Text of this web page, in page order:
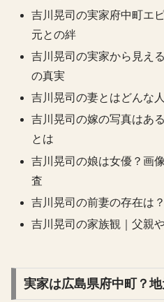
吉川晃司の実家府中町エ
元との絆
吉川晃司の実家から見え
の真実
吉川晃司の妻とはどんな
吉川晃司の嫁の写真はあ
とは
吉川晃司の娘は女優？画
査
吉川晃司の前妻の存在は
吉川晃司の家族観｜父親
実家は広島県府中町？